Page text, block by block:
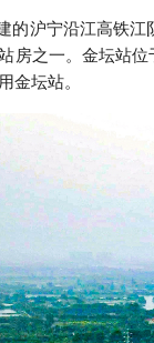
的沪宁沿江高铁江
房之一。金坛站
金坛站。